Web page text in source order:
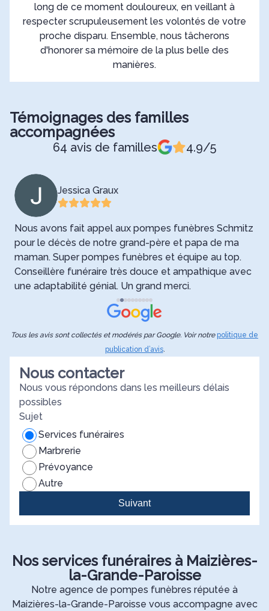
long de ce moment douloureux, en veillant à
respecter scrupuleusement les volontés de votre
proche disparu. Ensemble, nous tâcherons
d'honorer sa mémoire de la plus belle des
manières.
Témoignages des familles
accompagnées
64 avis de familles 4.9/5
Jessica Graux
Nous avons fait appel aux pompes funèbres Schmitz
pour le décès de notre grand-père et papa de ma
maman. Super pompes funèbres et équipe au top.
Conseillère funéraire très douce et ampathique avec
une adaptabilité génial. Un grand merci.
Tous les avis sont collectés et modérés par Google. Voir notre politique de
publication d’avis.
Nous contacter
Nous vous répondons dans les meilleurs délais
possibles
Sujet
Services funéraires
Marbrerie
Prévoyance
Autre
Suivant
Nos services funéraires à Maizières-
la-Grande-Paroisse
Notre agence de pompes funèbres réputée à
Maizières-la-Grande-Paroisse vous accompagne avec